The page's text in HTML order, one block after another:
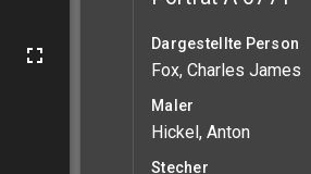
Dargestellte Person
Fox, Charles James
Maler
Hickel, Anton
Stecher